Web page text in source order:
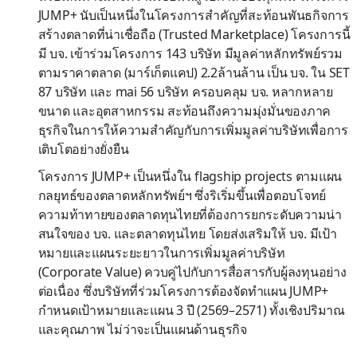
JUMP+นับเป็นหนึ่งในโครงการสำคัญที่สะท้อนพันธกิจการ
สร้างตลาดที่น่าเชื่อถือ (Trusted Marketplace)โครงการนี้
มีบจ. เข้าร่วมโครงการ 143บริษัท มีมูลค่าหลักทรัพย์รวม
ตามราคาตลาด (มาร์เก็ตแคป) 2.2ล้านล้านเป็นบจ. ในSET
87บริษัท และ mai 56บริษัท ครอบคลุม บจ. หลากหลาย
ขนาด และอุตสาหกรรม สะท้อนถึงความมุ่งมั่นของภาค
ธุรกิจในการให้ความสำคัญกับการเพิ่มมูลค่าบริษัทเพื่อการ
เติบโตอย่างยั่งยืน
โครงการ JUMP+เป็นหนึ่งในflagship projects ตามแผน
กลยุทธ์ของตลาดหลักทรัพย์ฯ ซึ่งริเริ่มขึ้นเพื่อตอบโจทย์
ความท้าทายของตลาดทุนไทยที่ต้องการยกระดับความน่า
สนใจของ บจ. และตลาดทุนไทย โดยส่งเสริมให้ บจ. มีเป้า
หมายและแผนระยะยาวในการเพิ่มมูลค่าบริษัท
(Corporate Value)ควบคู่ไปกับการสื่อสารกับผู้ลงทุนอย่าง
ต่อเนื่อง ซึ่งบริษัทที่ร่วมโครงการต้องจัดทำแผนJUMP+
กำหนดเป้าหมายและแผน3ปี(2569–2571)ทั้งเชิงปริมาณ
และคุณภาพ ไม่ว่าจะเป็นแผนด้านธุรกิจ